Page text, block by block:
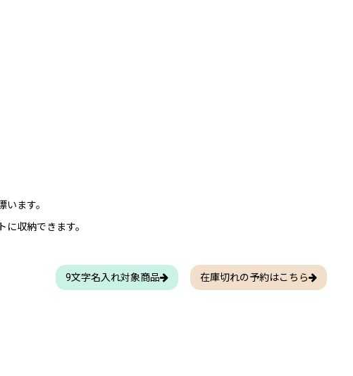
ます。
収納できます。
9文字名入れ対象商品 在庫切れの予約はこちら